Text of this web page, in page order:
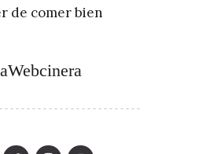
de comer bien